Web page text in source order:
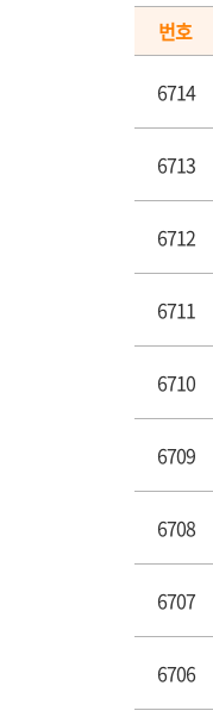
번호
6714
6713
6712
6711
6710
6709
6708
6707
6706